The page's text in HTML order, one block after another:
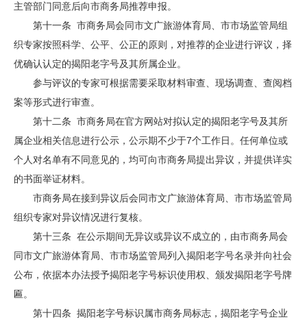
主管部门同意后向市商务局推荐申报。
第十一条 市商务局会同市文广旅游体育局、市市场监管局组
织专家按照科学、公平、公正的原则，对推荐的企业进行评议，择
优确认认定的揭阳老字号及其所属企业。
参与评议的专家可根据需要采取材料审查、现场调查、查阅档
案等形式进行审查。
第十二条 市商务局在官方网站对拟认定的揭阳老字号及其所
属企业相关信息进行公示，公示期不少于7个工作日。任何单位或
个人对名单有不同意见的，均可向市商务局提出异议，并提供详实
的书面举证材料。
市商务局在接到异议后会同市文广旅游体育局、市市场监管局
组织专家对异议情况进行复核。
第十三条 在公示期间无异议或异议不成立的，由市商务局会
同市文广旅游体育局、市市场监管局列入揭阳老字号名录并向社会
公布，依据本办法授予揭阳老字号标识使用权、颁发揭阳老字号牌
匾。
第十四条 揭阳老字号标识属市商务局标志，揭阳老字号企业